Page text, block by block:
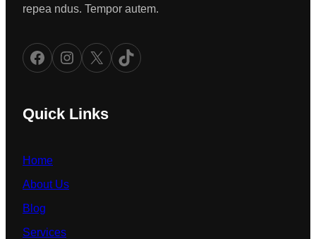
repea ndus. Tempor autem.
Facebook Instagram X TikTok
Quick Links
Home
About Us
Blog
Services